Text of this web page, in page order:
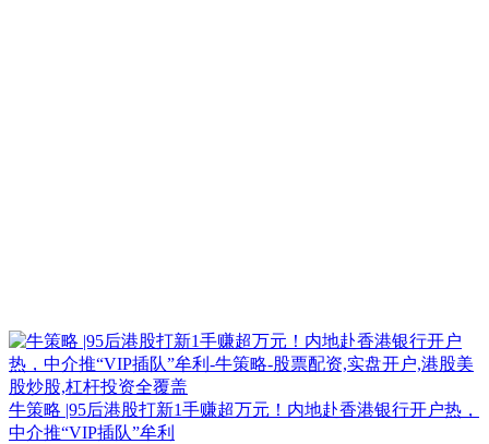
牛策略 |95后港股打新1手赚超万元！内地赴香港银行开户热，
中介推“VIP插队”牟利